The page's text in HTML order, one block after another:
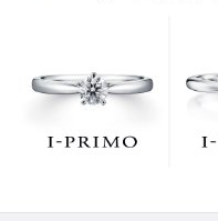
でお待ちしており
緒に。まずは、ア